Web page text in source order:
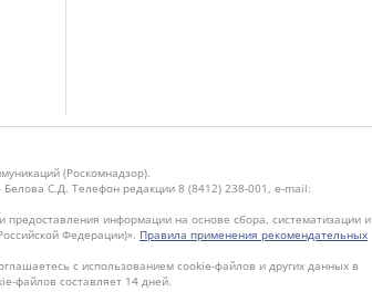
(Роскомнадзор).
С.Д. Телефон редакции 8 (8412) 238-001, e-mail:
информации на основе сбора, систематизации и
Федерации)». Правила применения рекомендательных
с использованием cookie-файлов и других данных в
файлов составляет 14 дней.